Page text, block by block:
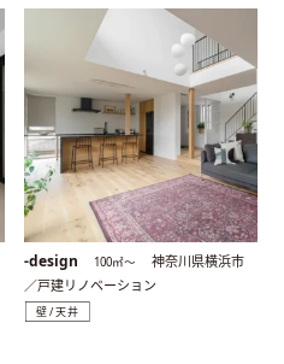
-design 100㎡〜
神奈川県横浜市
／戸建リノベーション
壁 / 天井